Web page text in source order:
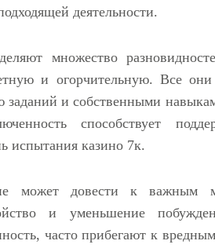
деятельности.
множество
и огорчительную. Все
заданий и собственными
способствует
испытания казино 7к.
может довести к важным
и уменьшение
часто прибегают к